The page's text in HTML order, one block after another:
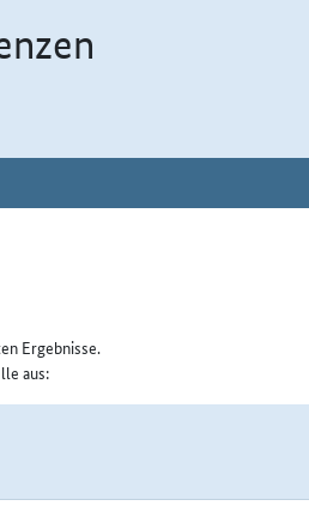
Ergebnisse.
aus: